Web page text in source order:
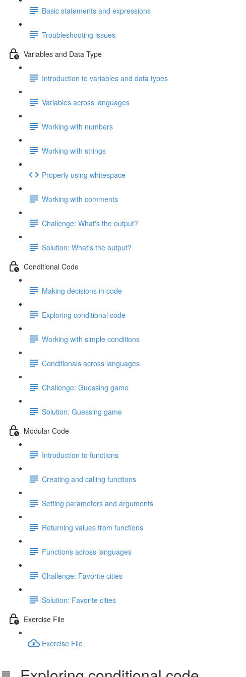
Basic statements and expressions
Troubleshooting issues
Variables and Data Type
Introduction to variables and data types
Variables across languages
Working with numbers
Working with strings
Properly using whitespace
Working with comments
Challenge: What's the output?
Solution: What's the output?
Conditional Code
Making decisions in code
Exploring conditional code
Working with simple conditions
Conditionals across languages
Challenge: Guessing game
Solution: Guessing game
Modular Code
Introduction to functions
Creating and calling functions
Setting parameters and arguments
Returning values from functions
Functions across languages
Challenge: Favorite cities
Solution: Favorite cities
Exercise File
Exercise File